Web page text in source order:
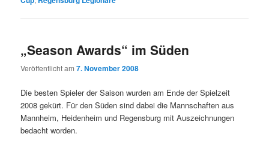
„Season Awards“ im Süden
Veröffentlicht am7. November 2008
Die besten Spieler der Saison wurden am Ende der Spielzeit
2008 gekürt. Für den Süden sind dabei die Mannschaften aus
Mannheim, Heidenheim und Regensburg mit Auszeichnungen
bedacht worden.